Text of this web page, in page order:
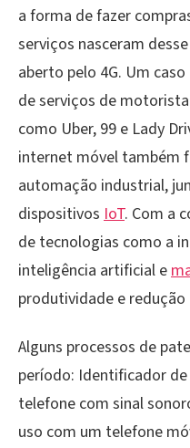
a forma de fazer
serviços nasceram
aberto pelo 4G. Um
de serviços de
como Uber, 99 e Lady
internet móvel também
automação industrial,
dispositivos IoT. Com a
de tecnologias como a
inteligência artificial e
produtividade e redução
Alguns processos de
período: Identificador
telefone com sinal
uso com um telefone